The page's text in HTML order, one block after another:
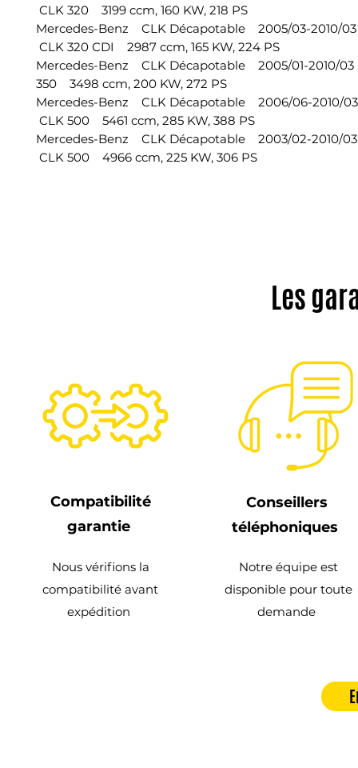
CLK 320 3199 ccm, 160 KW, 218 PS
Mercedes-Benz CLK Décapotable 2005/03-2010/
CLK 320 CDI 2987 ccm, 165 KW, 224 PS
Mercedes-Benz CLK Décapotable 2005/01-2010/
350 3498 ccm, 200 KW, 272 PS
Mercedes-Benz CLK Décapotable 2006/06-2010/
CLK 500 5461 ccm, 285 KW, 388 PS
Mercedes-Benz CLK Décapotable 2003/02-2010/
CLK 500 4966 ccm, 225 KW, 306 PS
Les
Compatibilité
garantie
Nous vérifions la
compatibilité avant
expédition
Conseillers
téléphoniques
Notre équipe est
disponible pour toute
demande